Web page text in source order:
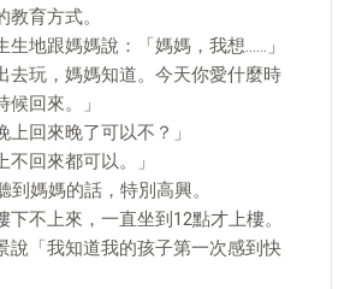
育方式。
生地跟媽媽說：「媽媽，我想……」
去玩，媽媽知道。今天你愛什麼時
回來。」
回來晚了可以不？」
不回來都可以。」
到媽媽的話，特別高興。
下不上來，一直坐到12點才上樓。
說「我知道我的孩子第一次感到快